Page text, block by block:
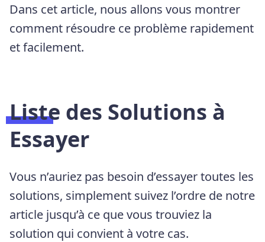
Dans cet article, nous allons vous montrer
comment résoudre ce problème rapidement
et facilement.
Liste des Solutions à
Essayer
Vous n’auriez pas besoin d’essayer toutes les
solutions, simplement suivez l’ordre de notre
article jusqu’à ce que vous trouviez la
solution qui convient à votre cas.